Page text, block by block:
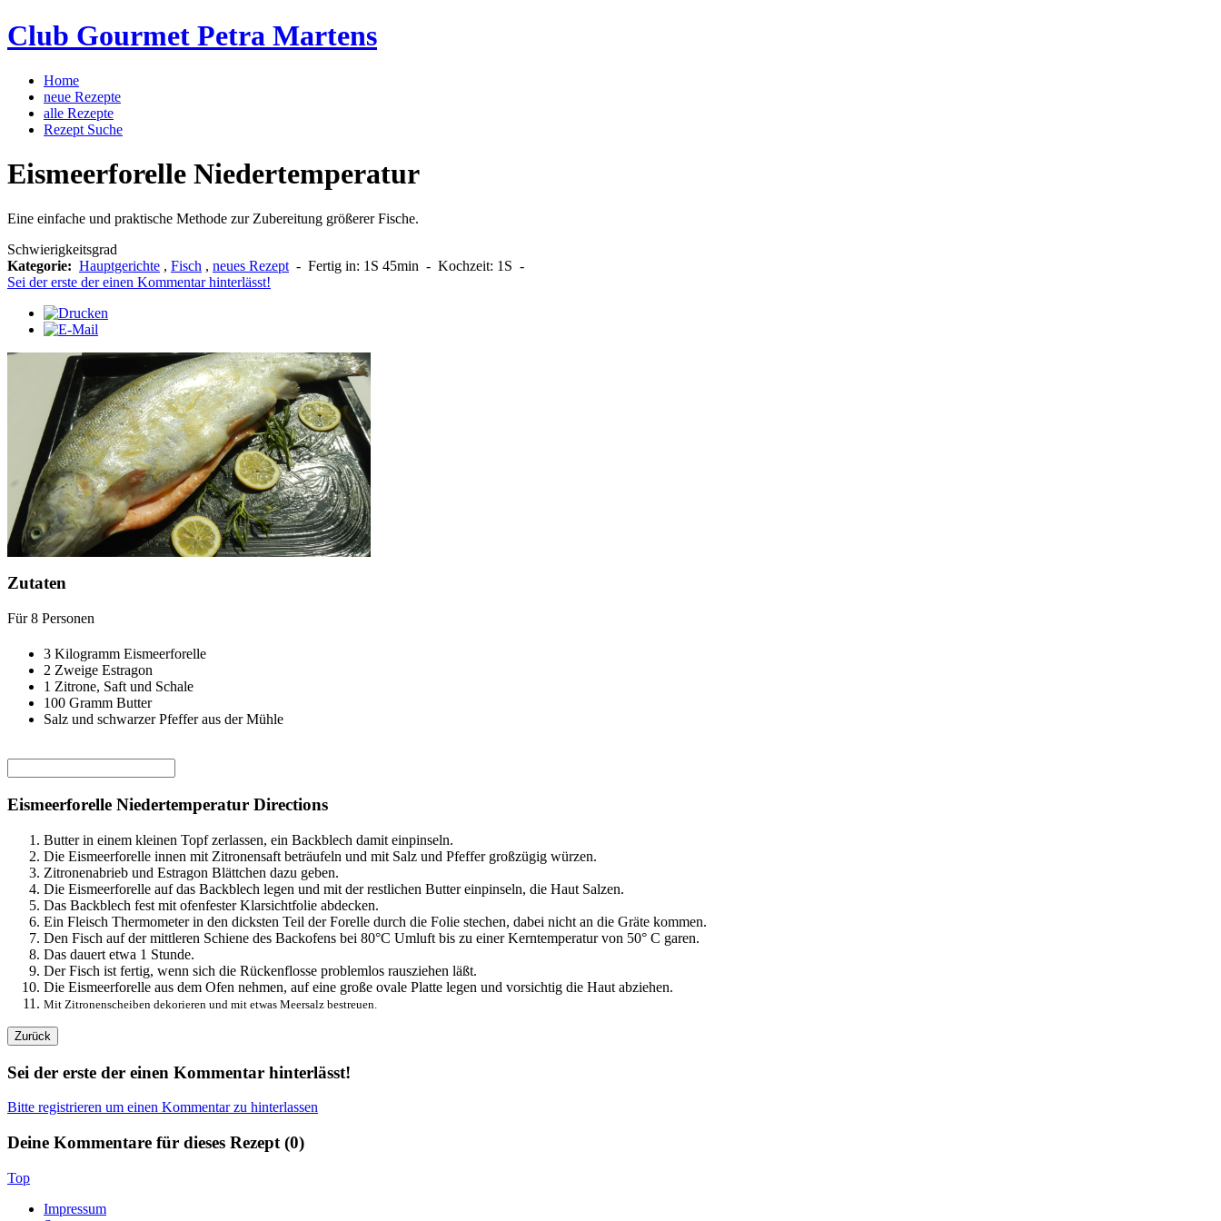
Club Gourmet Petra Martens
Home
neue Rezepte
alle Rezepte
Rezept Suche
Eismeerforelle Niedertemperatur
Eine einfache und praktische Methode zur Zubereitung größerer Fische.
Schwierigkeitsgrad
Kategorie: Hauptgerichte , Fisch , neues Rezept - Fertig in: 1S 45min - Kochzeit: 1S -
Sei der erste der einen Kommentar hinterlässt!
Zutaten
Für8 Personen
3 Kilogramm Eismeerforelle
2 Zweige Estragon
1 Zitrone, Saft und Schale
100 Gramm Butter
Salz und schwarzer Pfeffer aus der Mühle
Eismeerforelle Niedertemperatur Directions
Butter in einem kleinen Topf zerlassen, ein Backblech damit einpinseln.
Die Eismeerforelle innen mit Zitronensaft beträufeln und mit Salz und Pfeffer großzügig würzen.
Zitronenabrieb und Estragon Blättchen dazu geben.
Die Eismeerforelle auf das Backblech legen und mit der restlichen Butter einpinseln, die Haut Salzen.
Das Backblech fest mit ofenfester Klarsichtfolie abdecken.
Ein Fleisch Thermometer in den dicksten Teil der Forelle durch die Folie stechen, dabei nicht an die Gräte kommen.
Den Fisch auf der mittleren Schiene des Backofens bei 80°C Umluft bis zu einer Kerntemperatur von 50° C garen.
Das dauert etwa 1 Stunde.
Der Fisch ist fertig, wenn sich die Rückenflosse problemlos rausziehen läßt.
Die Eismeerforelle aus dem Ofen nehmen, auf eine große ovale Platte legen und vorsichtig die Haut abziehen.
Mit Zitronenscheiben dekorieren und mit etwas Meersalz bestreuen.
Sei der erste der einen Kommentar hinterlässt!
Bitte registrieren um einen Kommentar zu hinterlassen
Deine Kommentare für dieses Rezept (0)
Top
Impressum